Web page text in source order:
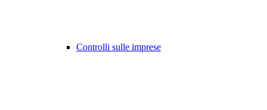
Controlli sulle imprese